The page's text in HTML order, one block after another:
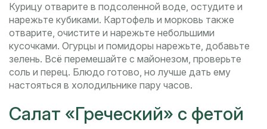
Курицу отварите в подсоленной воде, остудите и
нарежьте кубиками. Картофель и морковь также
отварите, очистите и нарежьте небольшими
кусочками. Огурцы и помидоры нарежьте, добавьте
зелень. Всё перемешайте с майонезом, проверьте
соль и перец. Блюдо готово, но лучше дать ему
настояться в холодильнике пару часов.
Салат «Греческий» с фетой